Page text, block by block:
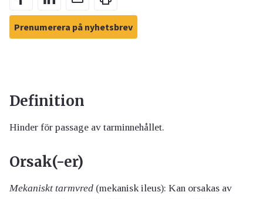
Prenumerera på nyhetsbrev
Definition
Hinder för passage av tarminnehållet.
Orsak(-er)
Mekaniskt tarmvred (mekanisk ileus): Kan orsakas av